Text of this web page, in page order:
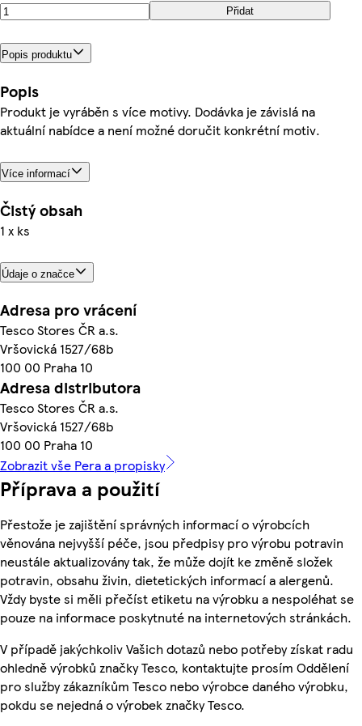
Přidat
Popis produktu
Popis
Produkt je vyráběn s více motivy. Dodávka je závislá na
aktuální nabídce a není možné doručit konkrétní motiv.
Více informací
Čistý obsah
1 x ks
Údaje o značce
Adresa pro vrácení
Tesco Stores ČR a.s.
Vršovická 1527/68b
100 00 Praha 10
Adresa distributora
Tesco Stores ČR a.s.
Vršovická 1527/68b
100 00 Praha 10
Zobrazit vše Pera a propisky
Příprava a použití
Přestože je zajištění správných informací o výrobcích
věnována nejvyšší péče, jsou předpisy pro výrobu potravin
neustále aktualizovány tak, že může dojít ke změně složek
potravin, obsahu živin, dietetických informací a alergenů.
Vždy byste si měli přečíst etiketu na výrobku a nespoléhat se
pouze na informace poskytnuté na internetových stránkách.
V případě jakýchkoliv Vašich dotazů nebo potřeby získat radu
ohledně výrobků značky Tesco, kontaktujte prosím Oddělení
pro služby zákazníkům Tesco nebo výrobce daného výrobku,
pokdu se nejedná o výrobek značky Tesco.